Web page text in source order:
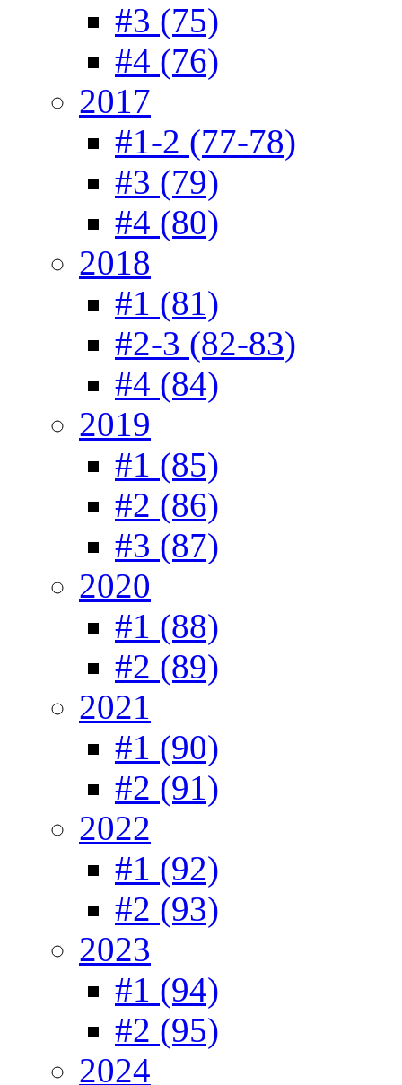
#3 (75)
#4 (76)
2017
#1-2 (77-78)
#3 (79)
#4 (80)
2018
#1 (81)
#2-3 (82-83)
#4 (84)
2019
#1 (85)
#2 (86)
#3 (87)
2020
#1 (88)
#2 (89)
2021
#1 (90)
#2 (91)
2022
#1 (92)
#2 (93)
2023
#1 (94)
#2 (95)
2024